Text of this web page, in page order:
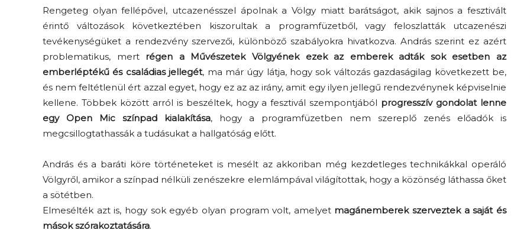
Rengeteg olyan fellépővel, utcazenésszel ápolnak a Völgy miatt barátságot, akik sajnos a fesztivált
érintő változások következtében kiszorultak a programfüzetből, vagy feloszlatták utcazenészi
tevékenységüket a rendezvény szervezői, különböző szabályokra hivatkozva. András szerint ez azért
problematikus, mert régen a Művészetek Völgyének ezek az emberek adták sok esetben az
emberléptékű és családias jellegét, ma már úgy látja, hogy sok változás gazdaságilag következett be,
és nem feltétlenül ért azzal egyet, hogy ez az az irány, amit egy ilyen jellegű rendezvénynek képviselnie
kellene. Többek között arról is beszéltek, hogy a fesztivál szempontjából progresszív gondolat lenne
egy Open Mic színpad kialakítása, hogy a programfüzetben nem szereplő zenés előadók is
megcsillogtathassák a tudásukat a hallgatóság előtt.
András és a baráti köre történeteket is mesélt az akkoriban még kezdetleges technikákkal operáló
Völgyről, amikor a színpad nélküli zenészekre elemlámpával világítottak, hogy a közönség láthassa őket
a sötétben.
Elmesélték azt is, hogy sok egyéb olyan program volt, amelyet magánemberek szerveztek a saját és
mások szórakoztatására.